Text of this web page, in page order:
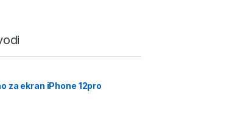
za ekran iPhone 12pro